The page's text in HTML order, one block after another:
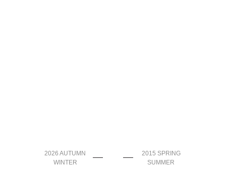
2015 SPRING
SUMMER
2026 AUTUMN
WINTER